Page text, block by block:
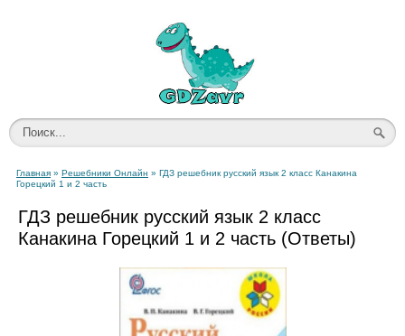
Главная » Решебники Онлайн » ГДЗ решебник русский язык 2 класс Канакина
Горецкий 1 и 2 часть
ГДЗ решебник русский язык 2 класс
Канакина Горецкий 1 и 2 часть (Ответы)